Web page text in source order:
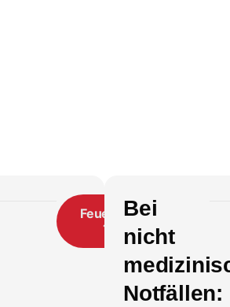
Feuerwehr
112
Bei
nicht
Notfällen: